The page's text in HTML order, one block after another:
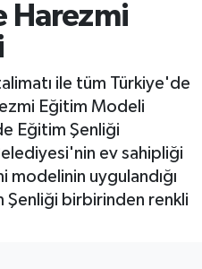
Harezmi
talimatı ile tüm Türkiye'de
Eğitim Modeli
Eğitim Şenliği
ev sahipliği
modelinin uygulandığı
Şenliği birbirinden renkli
ve Fikstür